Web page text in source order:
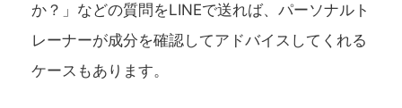
か？」などの質問をLINEで送れば、パーソナルト
レーナーが成分を確認してアドバイスしてくれる
ケースもあります。